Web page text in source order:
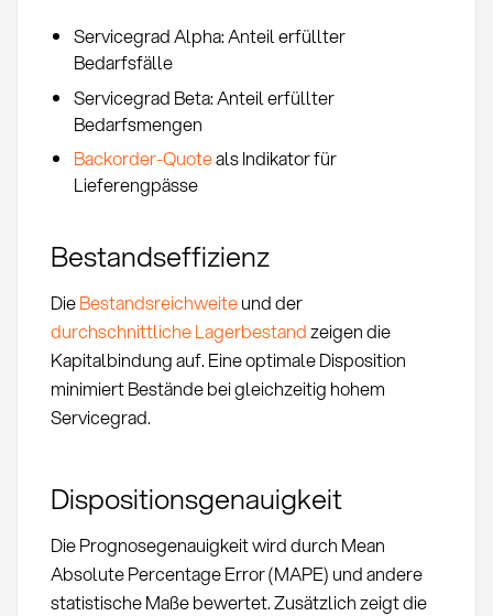
Servicegrad Alpha: Anteil erfüllter
Bedarfsfälle
Servicegrad Beta: Anteil erfüllter
Bedarfsmengen
Backorder-Quoteals Indikator für
Lieferengpässe
Bestandseffizienz
DieBestandsreichweiteund der
durchschnittliche Lagerbestandzeigen die
Kapitalbindung auf. Eine optimale Disposition
minimiert Bestände bei gleichzeitig hohem
Servicegrad.
Dispositionsgenauigkeit
Die Prognosegenauigkeit wird durch Mean
Absolute Percentage Error (MAPE) und andere
statistische Maße bewertet. Zusätzlich zeigt die